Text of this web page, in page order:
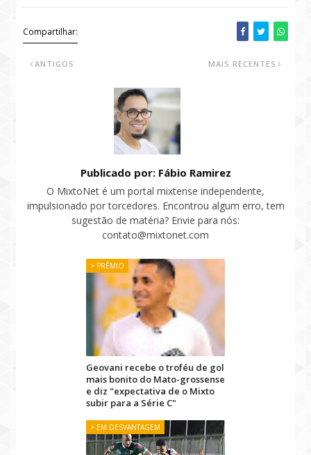
Compartilhar:
MAIS RECENTES
ANTIGOS
Publicado por: Fábio Ramirez
O MixtoNet é um portal mixtense independente,
impulsionado por torcedores. Encontrou algum erro, tem
sugestão de matéria? Envie para nós:
contato@mixtonet.com
> PRÊMIO
Geovani recebe o troféu de gol
mais bonito do Mato-grossense
e diz "expectativa de o Mixto
subir para a Série C"
> EM DESVANTAGEM